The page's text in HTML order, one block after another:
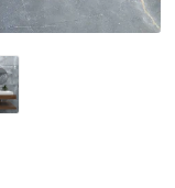
МАТЕРИЈАЛИ ЗА ВГРАДУВАЊЕ НА КЕРАМИКА